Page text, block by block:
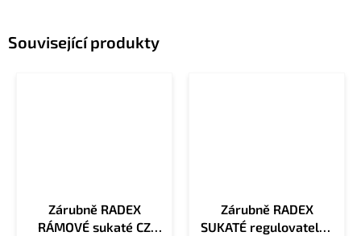
Související produkty
Zárubně RADEX
RÁMOVÉ sukaté CZ
Zárubně RADEX
SUKATÉ regulovatelné